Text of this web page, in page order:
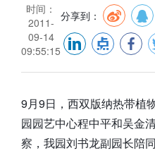
时间：
2011-
09-14
09:55:15
分享到：
9月9日，西双版纳热带植
园园艺中心程中平和吴金
察，我园刘书龙副园长陪